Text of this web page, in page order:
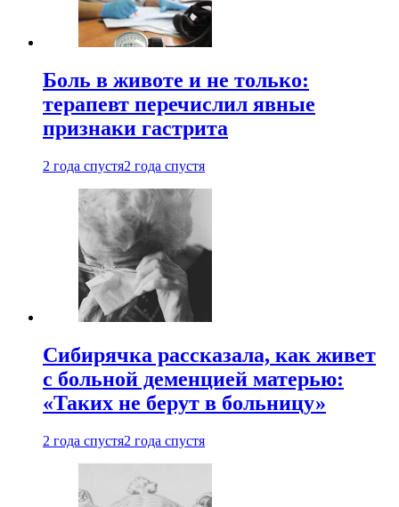
Боль в животе и не только:
терапевт перечислил явные
признаки гастрита
2 года спустя2 года спустя
Сибирячка рассказала, как живет
с больной деменцией матерью:
«Таких не берут в больницу»
2 года спустя2 года спустя